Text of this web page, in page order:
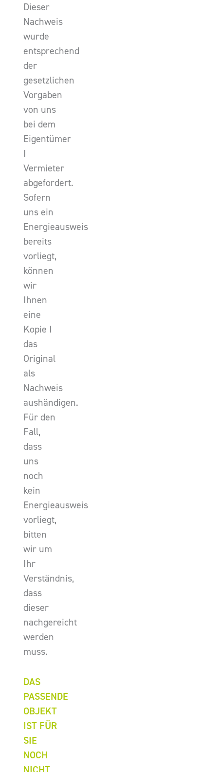
Dieser
Nachweis
wurde
entsprechend
der
gesetzlichen
Vorgaben
von uns
bei dem
Eigentümer
I
Vermieter
abgefordert.
Sofern
uns ein
Energieausweis
bereits
vorliegt,
können
wir
Ihnen
eine
Kopie I
das
Original
als
Nachweis
aushändigen.
Für den
Fall,
dass
uns
noch
kein
Energieausweis
vorliegt,
bitten
wir um
Ihr
Verständnis,
dass
dieser
nachgereicht
werden
muss.
DAS
PASSENDE
OBJEKT
IST FÜR
SIE
NOCH